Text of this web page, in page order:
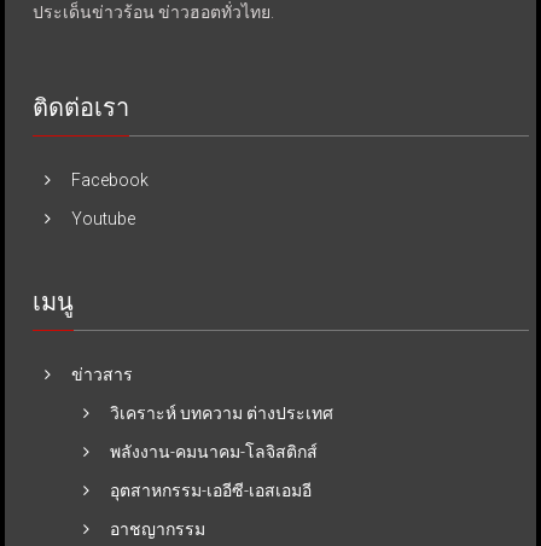
ประเด็นข่าวร้อน ข่าวฮอตทั่วไทย.
ติดต่อเรา
Facebook
Youtube
เมนู
ข่าวสาร
วิเคราะห์ บทความ ต่างประเทศ
พลังงาน-คมนาคม-โลจิสติกส์
อุตสาหกรรม-เออีซี-เอสเอมอี
อาชญากรรม